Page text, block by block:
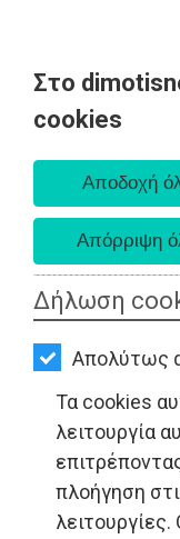
Στο
cookies
Δήλωση
Απολύτως
Τα cookies
λειτουργία
πλοήγηση
AΡΧΙΚΗ
ΕΙΔΗΣΕΙΣ
ΠΟΛΙΤΙΚΗ
ΤΟΠΙΚΗ
ΟΙΚΟΝΟΜΙΑ
ΣΠΙΤΙ-
ΚΗΠΟΣ
ΤΟΠΙΚΗ